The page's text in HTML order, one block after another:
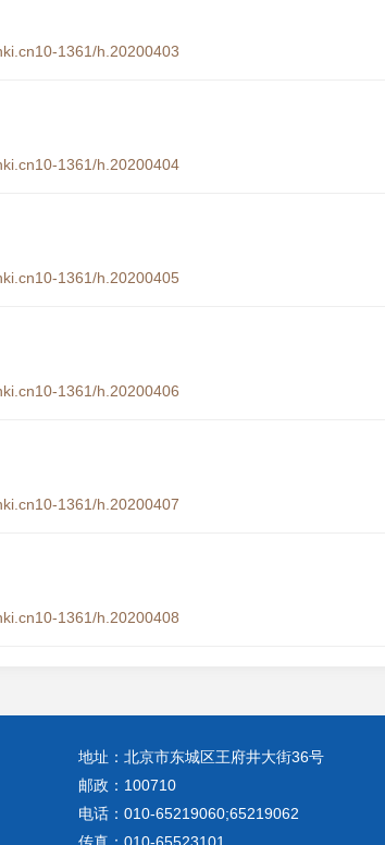
1361/h.20200403
1361/h.20200404
1361/h.20200405
1361/h.20200406
1361/h.20200407
1361/h.20200408
地址：北京市东城区王府井大街36号
邮政：100710
电话：010-65219060;65219062